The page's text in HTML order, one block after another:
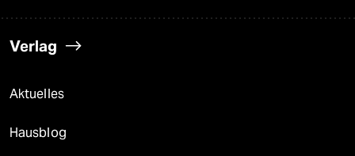
Verlag
Aktuelles
Hausblog